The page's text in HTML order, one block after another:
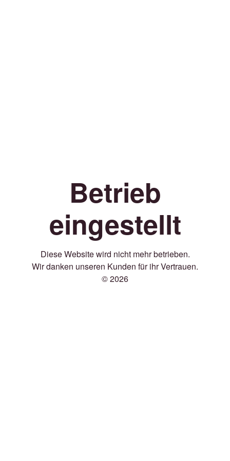
Betrieb
eingestellt
Diese Website wird nicht mehr betrieben.
Wir danken unseren Kunden für ihr Vertrauen.
© 2026